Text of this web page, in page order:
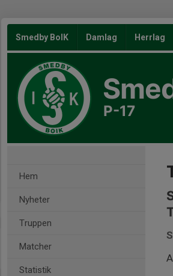
Smedby BoIK Damlag Herrlag
P-17
Hem
Nyheter
Truppen
Matcher
Statistik